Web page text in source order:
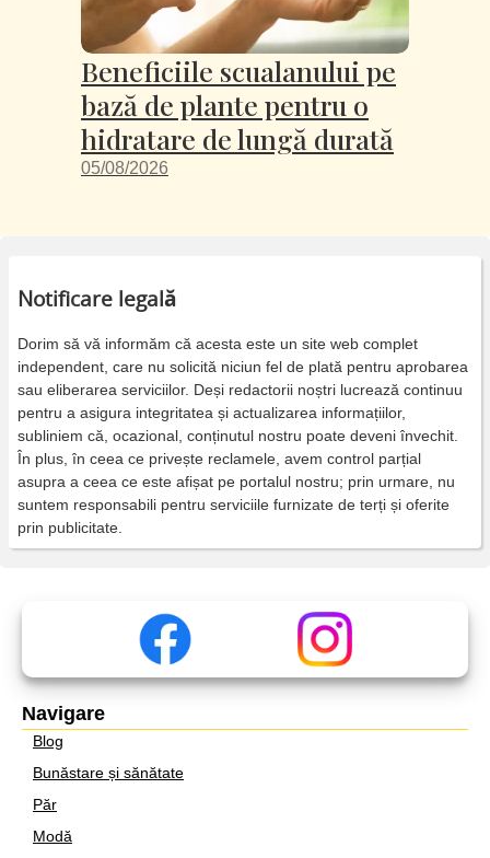
Beneficiile scualanului pe
bază de plante pentru o
hidratare de lungă durată
05/08/2026
Notificare legală
Dorim să vă informăm că acesta este un site web complet
independent, care nu solicită niciun fel de plată pentru aprobarea
sau eliberarea serviciilor. Deși redactorii noștri lucrează continuu
pentru a asigura integritatea și actualizarea informațiilor,
subliniem că, ocazional, conținutul nostru poate deveni învechit.
În plus, în ceea ce privește reclamele, avem control parțial
asupra a ceea ce este afișat pe portalul nostru; prin urmare, nu
suntem responsabili pentru serviciile furnizate de terți și oferite
prin publicitate.
Navigare
Blog
Bunăstare și sănătate
Păr
Modă